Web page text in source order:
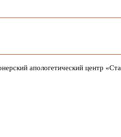
апологетический центр